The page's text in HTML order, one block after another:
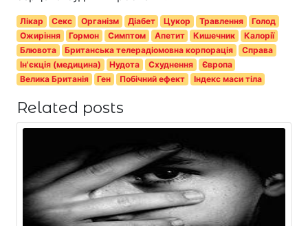
Лікар Секс Організм Діабет Цукор Травлення
Голод
Ожиріння
Гормон Симптом Апетит Кишечник
Калорії
Блювота
Британська телерадіомовна корпорація
Справа
Ін'єкція (медицина)
Нудота Схуднення
Європа
Велика Британія
Ген Побічний ефект Індекс маси тіла
Related posts